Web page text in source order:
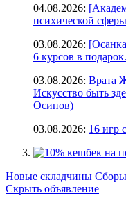
04.08.2026:
психической
03.08.2026:
6 курсов в
03.08.2026: Врата
Искусство быть
Осипов)
03.08.2026: 16 игр
Новые складчины Сборы
Скрыть объявление